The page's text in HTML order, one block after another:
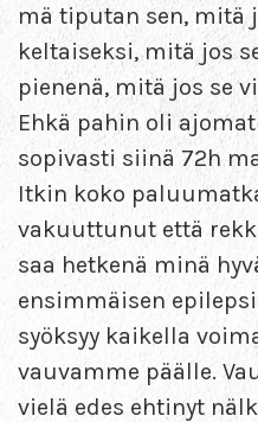
mä tiputan sen, mitä
keltaiseksi, mitä jos
pienenä, mitä jos se
Ehkä pahin oli
sopivasti siinä 72h
Itkin koko
vakuuttunut että
saa hetkenä minä
ensimmäisen
syöksyy kaikella
vauvamme päälle.
vielä edes ehtinyt